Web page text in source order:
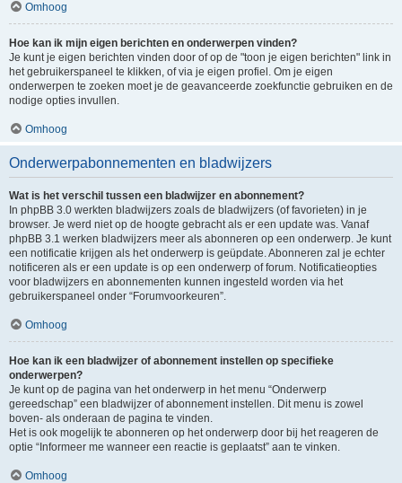
Omhoog
Hoe kan ik mijn eigen berichten en onderwerpen vinden?
Je kunt je eigen berichten vinden door of op de "toon je eigen berichten" link in
het gebruikerspaneel te klikken, of via je eigen profiel. Om je eigen
onderwerpen te zoeken moet je de geavanceerde zoekfunctie gebruiken en de
nodige opties invullen.
Omhoog
Onderwerpabonnementen en bladwijzers
Wat is het verschil tussen een bladwijzer en abonnement?
In phpBB 3.0 werkten bladwijzers zoals de bladwijzers (of favorieten) in je
browser. Je werd niet op de hoogte gebracht als er een update was. Vanaf
phpBB 3.1 werken bladwijzers meer als abonneren op een onderwerp. Je kunt
een notificatie krijgen als het onderwerp is geüpdate. Abonneren zal je echter
notificeren als er een update is op een onderwerp of forum. Notificatieopties
voor bladwijzers en abonnementen kunnen ingesteld worden via het
gebruikerspaneel onder “Forumvoorkeuren”.
Omhoog
Hoe kan ik een bladwijzer of abonnement instellen op specifieke
onderwerpen?
Je kunt op de pagina van het onderwerp in het menu “Onderwerp
gereedschap” een bladwijzer of abonnement instellen. Dit menu is zowel
boven- als onderaan de pagina te vinden.
Het is ook mogelijk te abonneren op het onderwerp door bij het reageren de
optie “Informeer me wanneer een reactie is geplaatst” aan te vinken.
Omhoog